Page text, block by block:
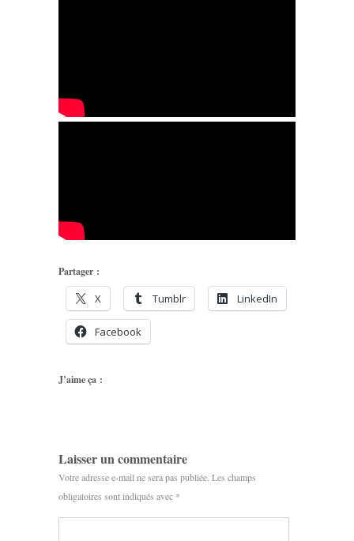
Partager :
X Tumblr LinkedIn
Facebook
J’aime ça :
Laisser un commentaire
Votre adresse e-mail ne sera pas publiée. Les champs
obligatoires sont indiqués avec *